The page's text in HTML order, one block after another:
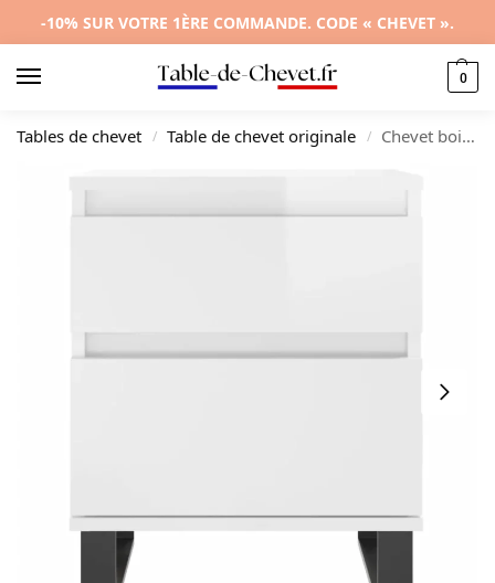
-10% SUR VOTRE 1ÈRE COMMANDE. CODE « CHEVET ».
0
Tables de chevet / Table de chevet originale / Chevet bois gris design moderne LED, 40x35x50cm